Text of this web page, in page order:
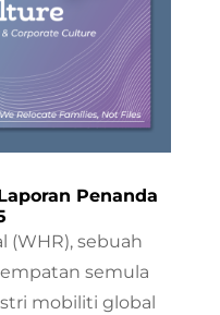
Penanda
(WHR), sebuah
semula
mobiliti global